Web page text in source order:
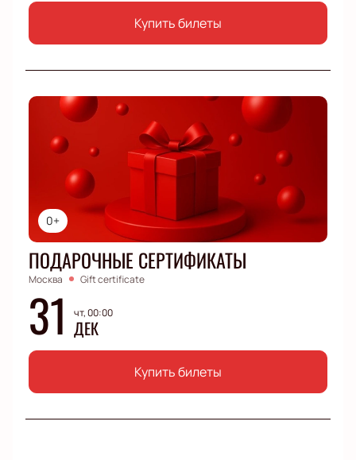
Купить билеты
0+
ПОДАРОЧНЫЕ СЕРТИФИКАТЫ
Москва Gift certificate
31 чт, 00:00
ДЕК
Купить билеты